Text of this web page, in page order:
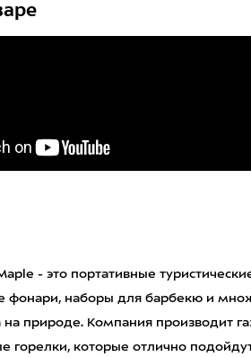
- это портативные
фонари, наборы для барбекю и
на природе. Компания производит
горелки, которые отлично